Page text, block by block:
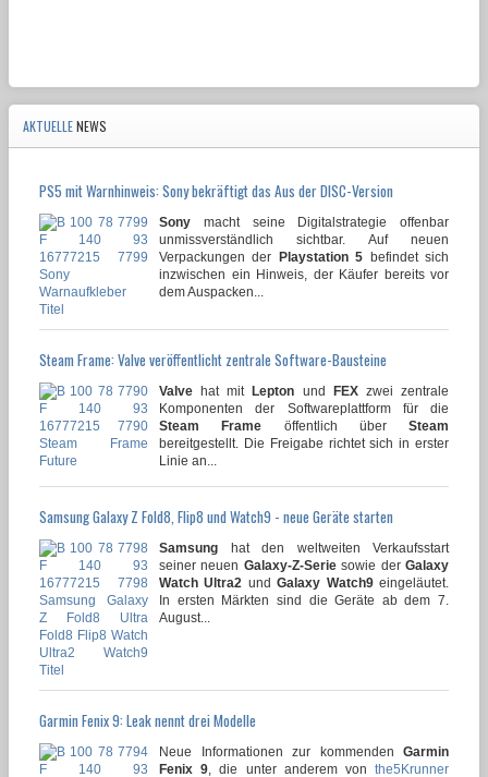
AKTUELLENEWS
PS5 mit Warnhinweis: Sony bekräftigt das Aus der DISC-Version
Sony macht seine Digitalstrategie offenbar
unmissverständlich sichtbar. Auf neuen
Verpackungen der Playstation 5 befindet sich
inzwischen ein Hinweis, der Käufer bereits vor
dem Auspacken...
Steam Frame: Valve veröffentlicht zentrale Software-Bausteine
Valve hat mitLepton und FEXzwei zentrale
Komponenten der Softwareplattform für die
Steam Frame öffentlich über Steam
bereitgestellt. Die Freigabe richtet sich in erster
Linie an...
Samsung Galaxy Z Fold8, Flip8 und Watch9 - neue Geräte starten
Samsung hat den weltweiten Verkaufsstart
seiner neuen Galaxy-Z-Seriesowie derGalaxy
Watch Ultra2 undGalaxy Watch9eingeläutet.
In ersten Märkten sind die Geräte ab dem 7.
August...
Garmin Fenix 9: Leak nennt drei Modelle
Neue Informationen zur kommenden Garmin
Fenix 9 , die unter anderem vonthe5Krunner